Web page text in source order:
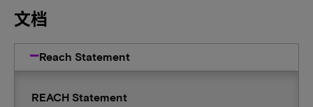
文档
Reach Statement
REACH Statement